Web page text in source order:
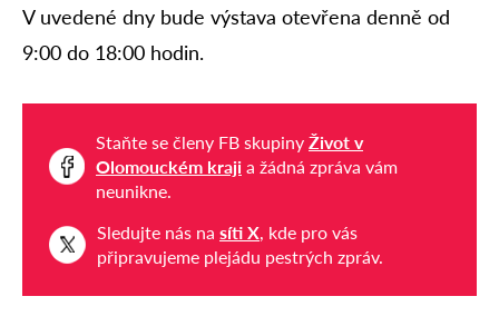
V uvedené dny bude výstava otevřena denně od
9:00 do 18:00 hodin.
Staňte se členy FB skupiny Život v
Olomouckém kraji a žádná zpráva vám
neunikne.
Sledujte nás na síti X, kde pro vás
připravujeme plejádu pestrých zpráv.